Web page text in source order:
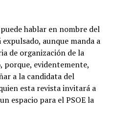
hablar en nombre del
aunque manda a
de organización de la
evidentemente,
a la candidata del
esta revista invitará a
espacio para el PSOE la